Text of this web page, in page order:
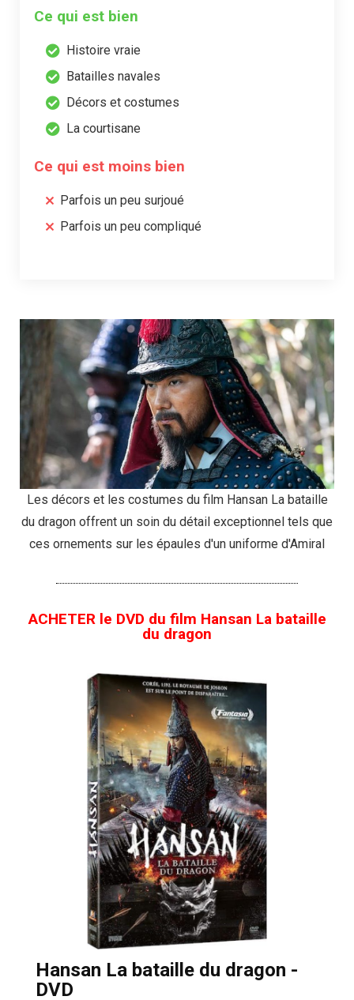
Ce qui est bien
Histoire vraie
Batailles navales
Décors et costumes
La courtisane
Ce qui est moins bien
Parfois un peu surjoué
Parfois un peu compliqué
Les décors et les costumes du film Hansan La bataille
du dragon offrent un soin du détail exceptionnel tels que
ces ornements sur les épaules d'un uniforme d'Amiral
ACHETER le DVD du film Hansan La bataille
du dragon
Hansan La bataille du dragon -
DVD